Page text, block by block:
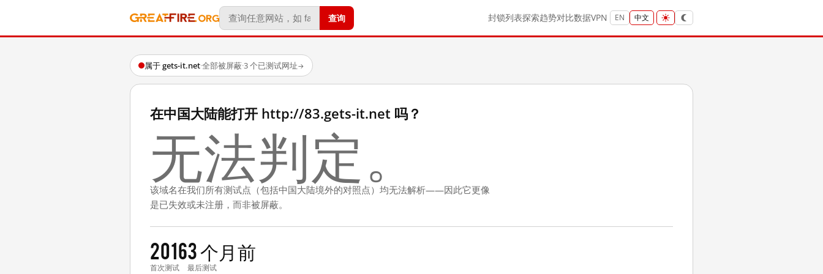
查询 封锁列表探索趋势对比数据VPN EN 中文
属于 gets-it.net·全部被屏蔽·3 个已测试网址→
在中国大陆能打开 http://83.gets-it.net 吗？
无法判定。
该域名在我们所有测试点（包括中国大陆境外的对照点）均无法解析——因此它更像
是已失效或未注册，而非被屏蔽。
2016
首次测试
3 个月前
最后测试